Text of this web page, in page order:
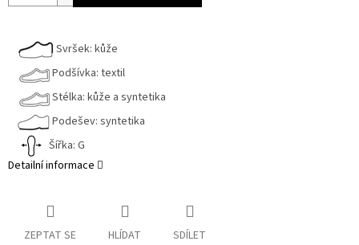
Svršek: kůže
Podšívka: textil
Stélka: kůže a syntetika
Podešev: syntetika
Šířka: G
Detailní informace
ZEPTAT SE HLÍDAT SDÍLET